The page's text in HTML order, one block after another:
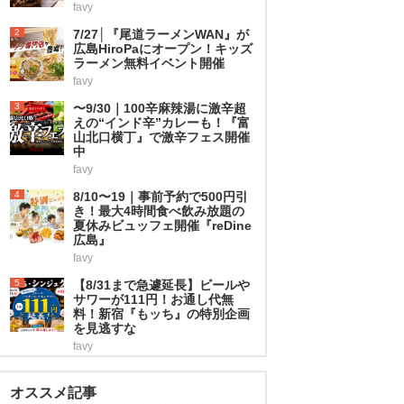
favy
2
7/27│『尾道ラーメンWAN』が
広島HiroPaにオープン！キッズ
ラーメン無料イベント開催
favy
3
〜9/30｜100辛麻辣湯に激辛超
えの“インド辛”カレーも！『富
山北口横丁』で激辛フェス開催
中
favy
4
8/10〜19｜事前予約で500円引
き！最大4時間食べ飲み放題の
夏休みビュッフェ開催『reDine
広島』
favy
5
【8/31まで急遽延長】ビールや
サワーが111円！お通し代無
料！新宿『もッち』の特別企画
を見逃すな
favy
オススメ記事